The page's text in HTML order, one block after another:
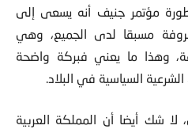
مؤتمر جنيف أنه يسعى إلى
مسبقا لدى الجميع، وهي
وهذا ما يعني فبركة واضحة
السياسية في البلاد.
شك أيضا أن المملكة العربية